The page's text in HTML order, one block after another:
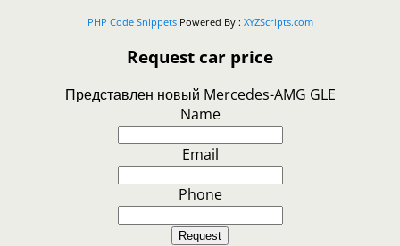
PHP Code SnippetsPowered By : XYZScripts.com
Request car price
Представлен новый Mercedes-AMG GLE
Name
Email
Phone
Request